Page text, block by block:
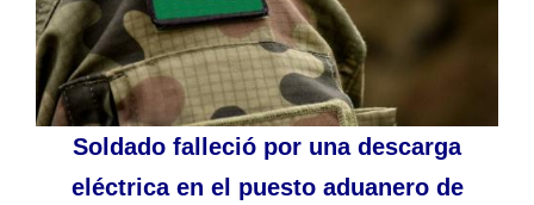
Soldado falleció por una descarga
eléctrica en el puesto aduanero de